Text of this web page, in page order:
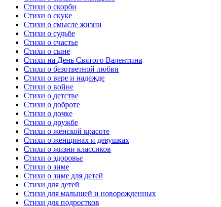
Стихи о скорби
Стихи о скуке
Стихи о смысле жизни
Стихи о судьбе
Стихи о счастье
Стихи о сыне
Стихи на День Святого Валентина
Стихи о безответной любви
Стихи о вере и надежде
Стихи о войне
Стихи о детстве
Стихи о доброте
Стихи о дочке
Стихи о дружбе
Стихи о женской красоте
Стихи о женщинах и девушках
Стихи о жизни классиков
Стихи о здоровье
Стихи о зиме
Стихи о зиме для детей
Стихи для детей
Стихи для малышей и новорожденных
Стихи для подростков